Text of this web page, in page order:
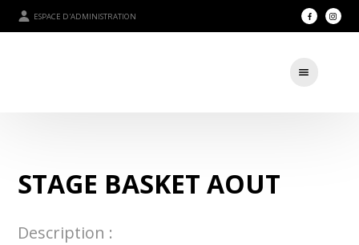
ESPACE D'ADMINISTRATION
STAGE BASKET AOUT
Description :